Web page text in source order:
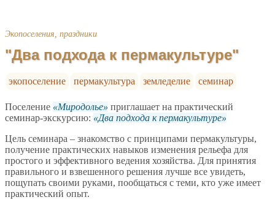
Экопоселения, праздники
"Два подхода к пермакультуре"
экопоселение пермакультура земледелие семинар
Поселение Миродолье
приглашает на практический
семинар-экскурсию:
Два подхода к пермакультуре
Цель семинара – знакомство с принципами пермакультуры,
получение практических навыков изменения рельефа для
простого и эффективного ведения хозяйства. Для принятия
правильного и взвешенного решения лучше все увидеть,
пощупать своими руками, пообщаться с теми, кто уже имеет
практический опыт.